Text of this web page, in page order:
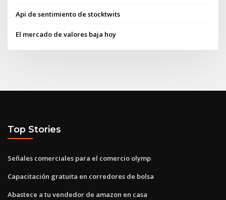
Api de sentimiento de stocktwits
El mercado de valores baja hoy
Top Stories
Señales comerciales para el comercio olymp
Capacitación gratuita en corredores de bolsa
Abastece a tu vendedor de amazon en casa